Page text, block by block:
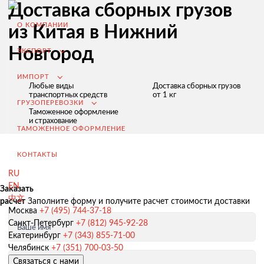
О КОМПАНИИ
ЭКСПОРТ
ИМПОРТ
ГРУЗОПЕРЕВОЗКИ
ТАМОЖЕННОЕ ОФОРМЛЕНИЕ
КОНТАКТЫ
RU
EN
中文
Москва +7 (495) 744-37-18
Санкт-Петербург +7 (812) 945-92-28
Екатеринбург +7 (343) 855-71-00
Челябинск +7 (351) 700-03-50
Связаться с нами
Экспорт из России
Заключение контрактов и согласование условий поставки
Таможенное оформление и разрешительная документация
Доставка сборных грузов
из Китая в Нижний
Новгород
Любые виды
транспортных средств
Доставка сборных грузов
от 1 кг
Таможенное оформление
и страхование
Заказать
расчет Заполните форму и получите расчет стоимости доставки
Ваше имя